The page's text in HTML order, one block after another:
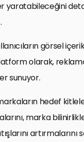
yaratabileceğini
görsel
olarak,
sunuyor.
hedef
marka
artırmalarını